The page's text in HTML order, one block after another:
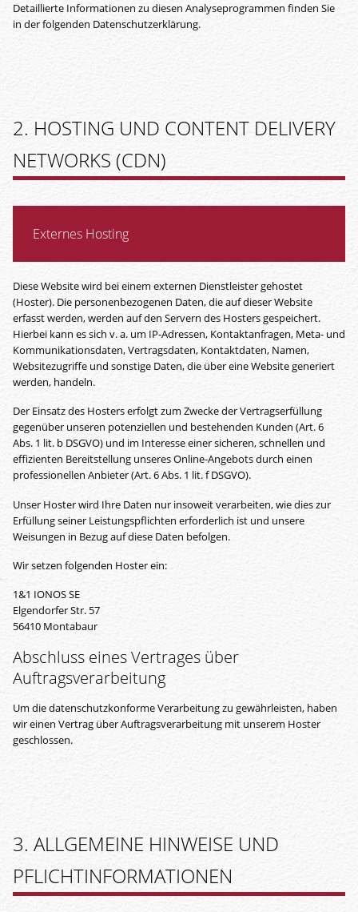
Detaillierte Informationen zu diesen Analyseprogrammen finden Sie
in der folgenden Datenschutzerklärung.
2. HOSTING UND CONTENT DELIVERY
NETWORKS (CDN)
Externes Hosting
Diese Website wird bei einem externen Dienstleister gehostet
(Hoster). Die personenbezogenen Daten, die auf dieser Website
erfasst werden, werden auf den Servern des Hosters gespeichert.
Hierbei kann es sich v. a. um IP-Adressen, Kontaktanfragen, Meta- und
Kommunikationsdaten, Vertragsdaten, Kontaktdaten, Namen,
Websitezugriffe und sonstige Daten, die über eine Website generiert
werden, handeln.
Der Einsatz des Hosters erfolgt zum Zwecke der Vertragserfüllung
gegenüber unseren potenziellen und bestehenden Kunden (Art. 6
Abs. 1 lit. b DSGVO) und im Interesse einer sicheren, schnellen und
effizienten Bereitstellung unseres Online-Angebots durch einen
professionellen Anbieter (Art. 6 Abs. 1 lit. f DSGVO).
Unser Hoster wird Ihre Daten nur insoweit verarbeiten, wie dies zur
Erfüllung seiner Leistungspflichten erforderlich ist und unsere
Weisungen in Bezug auf diese Daten befolgen.
Wir setzen folgenden Hoster ein:
1&1 IONOS SE
Elgendorfer Str. 57
56410 Montabaur
Abschluss eines Vertrages über
Auftragsverarbeitung
Um die datenschutzkonforme Verarbeitung zu gewährleisten, haben
wir einen Vertrag über Auftragsverarbeitung mit unserem Hoster
geschlossen.
3. ALLGEMEINE HINWEISE UND
PFLICHT­INFORMATIONEN